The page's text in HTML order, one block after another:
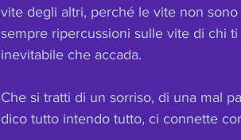
vite degli altri, perché le vite non
sempre ripercussioni sulle vite di chi
inevitabile che accada.
Che si tratti di un sorriso, di una mal
dico tutto intendo tutto, ci connette